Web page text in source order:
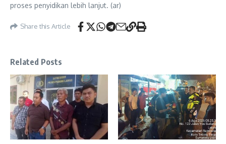
proses penyidikan lebih lanjut. (ar)
Share this Article
Related Posts